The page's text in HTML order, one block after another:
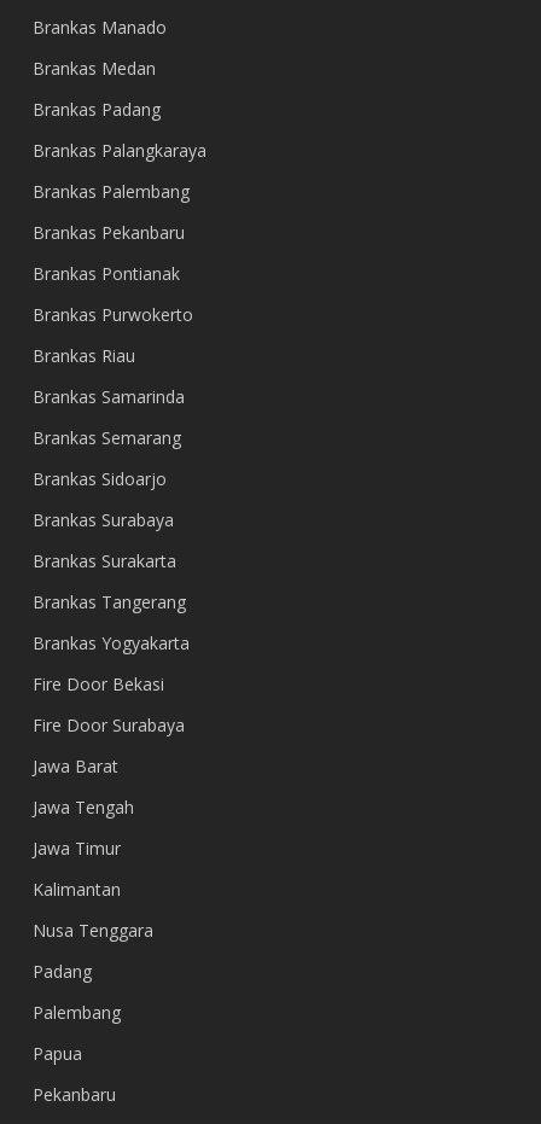
Brankas Manado
Brankas Medan
Brankas Padang
Brankas Palangkaraya
Brankas Palembang
Brankas Pekanbaru
Brankas Pontianak
Brankas Purwokerto
Brankas Riau
Brankas Samarinda
Brankas Semarang
Brankas Sidoarjo
Brankas Surabaya
Brankas Surakarta
Brankas Tangerang
Brankas Yogyakarta
Fire Door Bekasi
Fire Door Surabaya
Jawa Barat
Jawa Tengah
Jawa Timur
Kalimantan
Nusa Tenggara
Padang
Palembang
Papua
Pekanbaru